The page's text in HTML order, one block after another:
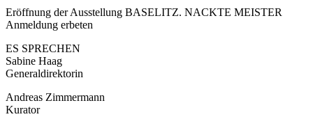
Eröffnung der Ausstellung BASELITZ. NACKTE MEISTER
Anmeldung erbeten
ES SPRECHEN
Sabine Haag
Generaldirektorin
Andreas Zimmermann
Kurator